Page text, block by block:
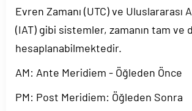
Evren Zamanı (UTC) ve Uluslararası
(IAT) gibi sistemler, zamanın tam ve
hesaplanabilmektedir.
AM: Ante Meridiem - Öğleden Önce
PM: Post Meridiem: Öğleden Sonra